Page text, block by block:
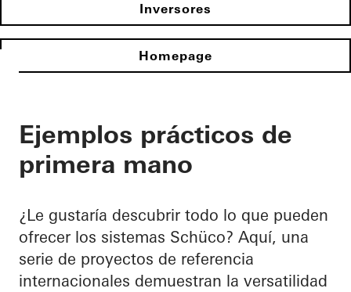
Inversores
Homepage
Ejemplos prácticos de
primera mano
¿Le gustaría descubrir todo lo que pueden
ofrecer los sistemas Schüco? Aquí, una
serie de proyectos de referencia
internacionales demuestran la versatilidad